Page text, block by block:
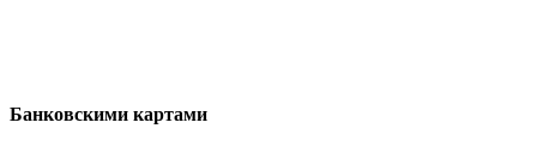
Банковскими картами